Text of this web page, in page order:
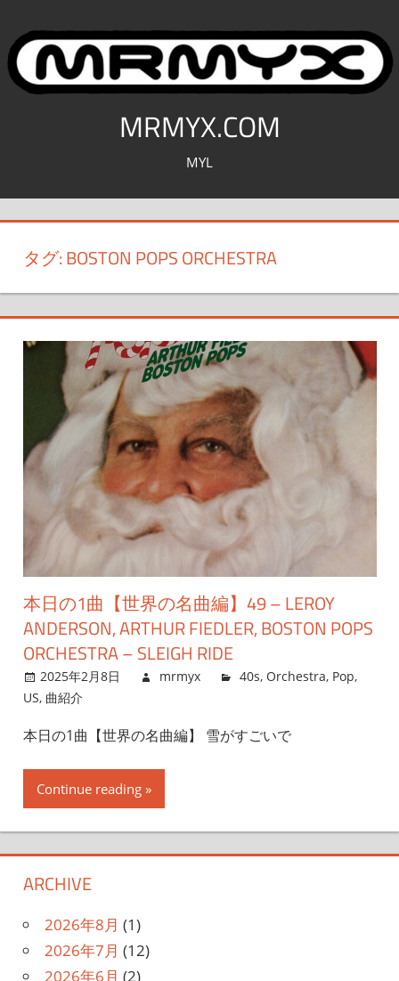
テ
ッ
MRMYX.COM
MYL
タグ:BOSTON POPS ORCHESTRA
本日の1曲【世界の名曲編】49 – LEROY
ANDERSON, ARTHUR FIEDLER, BOSTON POPS
ORCHESTRA – SLEIGH RIDE
2025年2月8日 mrmyx 40s, Orchestra, Pop,
US, 曲紹介
本日の1曲【世界の名曲編】 雪がすごいで
Continue reading
ARCHIVE
2026年8月 (1)
2026年7月 (12)
2026年6月 (2)